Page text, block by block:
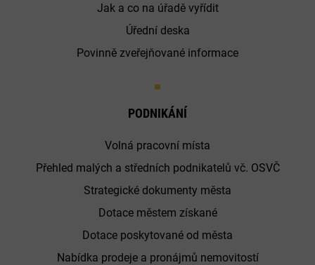
Jak a co na úřadě vyřídit
Úřední deska
Povinně zveřejňované informace
PODNIKÁNÍ
Volná pracovní místa
Přehled malých a středních podnikatelů vč. OSVČ
Strategické dokumenty města
Dotace městem získané
Dotace poskytované od města
Nabídka prodeje a pronájmů nemovitostí